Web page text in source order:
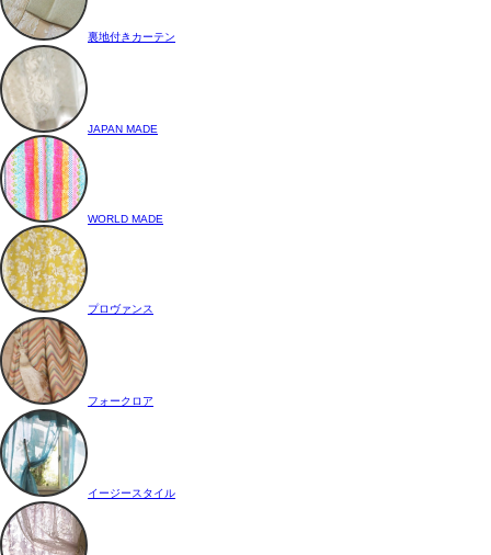
裏地付きカーテン
JAPAN MADE
WORLD MADE
プロヴァンス
フォークロア
イージースタイル